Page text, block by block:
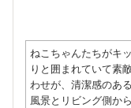
ねこちゃんたちがキ
りと囲まれていて素
わせが、清潔感のあ
風景とリビング側か